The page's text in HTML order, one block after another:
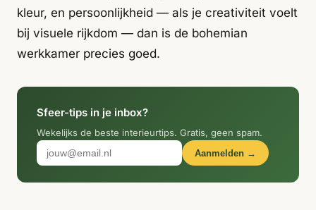
Midcentury
Modern
Modern
Klassiek
Modern
Landelijk
Moody
Natural Living
Scandinavisch Wabi-Sabi
kleur, en persoonlijkheid — als je creativiteit voelt
bij visuele rijkdom — dan is de bohemian
werkkamer precies goed.
Sfeer-tips in je inbox?
Wekelijks de beste interieurtips. Gratis, geen spam.
Aanmelden →